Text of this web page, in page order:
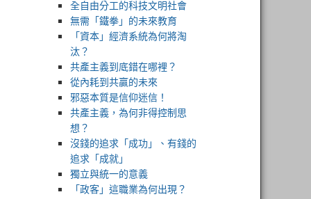
全自由分工的科技文明社會
無需「鐵拳」的未來教育
「資本」經濟系統為何將淘
汰？
共產主義到底錯在哪裡？
從內耗到共贏的未來
邪惡本質是信仰迷信！
共產主義，為何非得控制思
想？
沒錢的追求「成功」、有錢的
追求「成就」
獨立與統一的意義
「政客」這職業為何出現？